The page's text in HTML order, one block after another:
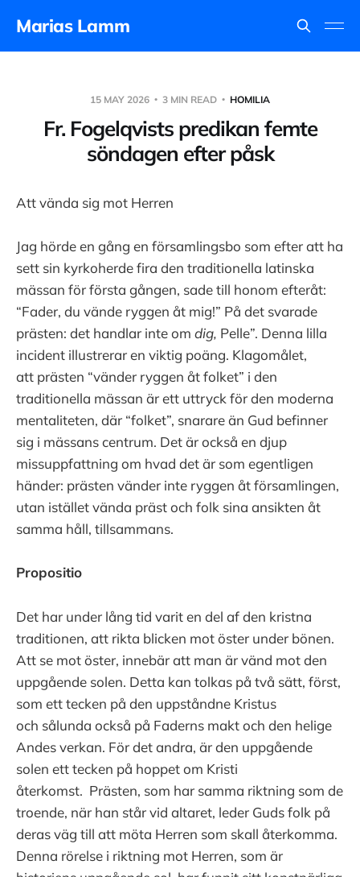
Marias Lamm
15 MAY 2026 3 MIN READ HOMILIA
Fr. Fogelqvists predikan femte
söndagen efter påsk
Att vända sig mot Herren
Jag hörde en gång en församlingsbo som efter att ha
sett sin kyrkoherde fira den traditionella latinska
mässan för första gången, sade till honom efteråt:
“Fader, du vände ryggen åt mig!” På det svarade
prästen: det handlar inte om dig, Pelle”. Denna lilla
incident illustrerar en viktig poäng. Klagomålet,
att prästen “vänder ryggen åt folket” i den
traditionella mässan är ett uttryck för den moderna
mentaliteten, där “folket”, snarare än Gud befinner
sig i mässans centrum. Det är också en djup
missuppfattning om hvad det är som egentligen
händer: prästen vänder inte ryggen åt församlingen,
utan istället vända präst och folk sina ansikten åt
samma håll, tillsammans.
Propositio
Det har under lång tid varit en del af den kristna
traditionen, att rikta blicken mot öster under bönen.
Att se mot öster, innebär att man är vänd mot den
uppgående solen. Detta kan tolkas på två sätt, först,
som ett tecken på den uppståndne Kristus
och sålunda också på Faderns makt och den helige
Andes verkan. För det andra, är den uppgående
solen ett tecken på hoppet om Kristi
återkomst. Prästen, som har samma riktning som de
troende, när han står vid altaret, leder Guds folk på
deras väg till att möta Herren som skall återkomma.
Denna rörelse i riktning mot Herren, som är